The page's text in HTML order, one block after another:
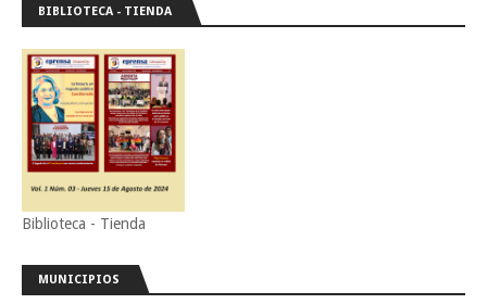
BIBLIOTECA - TIENDA
Biblioteca - Tienda
MUNICIPIOS